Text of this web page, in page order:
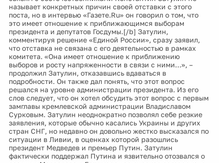
называет конкретных причин своей отставки с этого
поста, но в интервью «Газете.Ru» он говорил о том, что
это имеет отношение к приближающимся выборам
президента и депутатов Госдумы.[/b] Затулин,
комментируя решение «Единой России», сразу заявил,
что отставка не связана с его деятельностью в рамках
комитета. «Она имеет отношение к приближению
выборов и росту напряженности в связи с ними…», –
продолжил Затулин, отказавшись вдаваться в
подробности. Он также дал понять, что этот вопрос
решался на уровне администрации президента. Из его
слов следует, что он хотел обсудить этот вопрос с первым
замглавы кремлевской администрации Владиславом
Сурковым. Затулин неоднократно позволял себе резкие
заявления, которые обычно касались Украины и других
стран СНГ, но недавно он довольно жестко высказался по
ситуации в Ливии, в оценках которой разошлись
президент Медведев и премьер Путин. Затулин
фактически поддержал Путина и язвительно отозвался о